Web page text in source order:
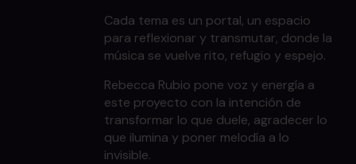
Cada tema es un portal, un espacio
para reflexionar y transmutar, donde la
música se vuelve rito, refugio y espejo.
Rebecca Rubio pone voz y energía a
este proyecto con la intención de
transformar lo que duele, agradecer lo
que ilumina y poner melodía a lo
invisible.